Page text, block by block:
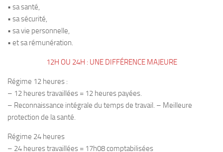
• sa santé,
• sa sécurité,
• sa vie personnelle,
• et sa rémunération.
12H OU 24H : UNE DIFFÉRENCE MAJEURE
Régime 12 heures :
– 12 heures travaillées = 12 heures payées.
– Reconnaissance intégrale du temps de travail. – Meilleure
protection de la santé.
Régime 24 heures
– 24 heures travaillées = 17h08 comptabilisées